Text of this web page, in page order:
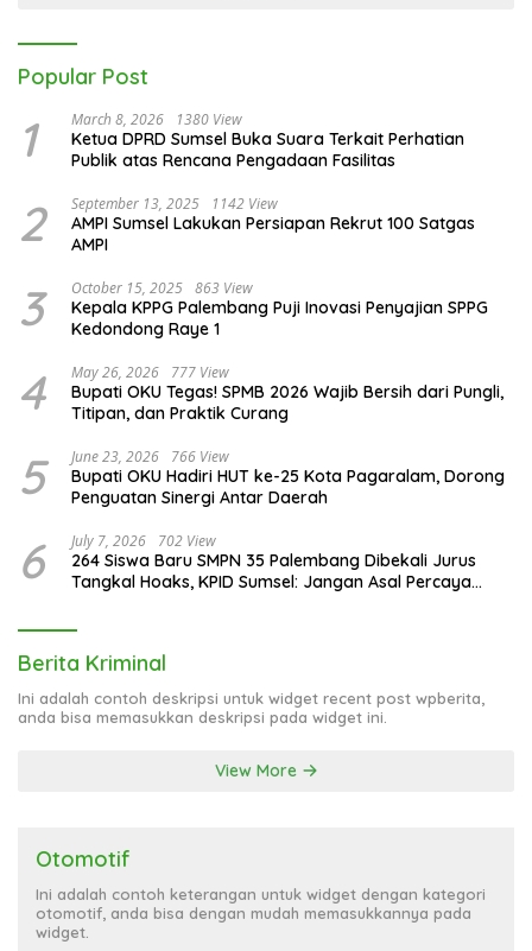
Popular Post
1 March 8, 2026 1380 View
Ketua DPRD Sumsel Buka Suara Terkait Perhatian
Publik atas Rencana Pengadaan Fasilitas
2 September 13, 2025 1142 View
AMPI Sumsel Lakukan Persiapan Rekrut 100 Satgas
AMPI
3 October 15, 2025 863 View
Kepala KPPG Palembang Puji Inovasi Penyajian SPPG
Kedondong Raye 1
4 May 26, 2026 777 View
Bupati OKU Tegas! SPMB 2026 Wajib Bersih dari Pungli,
Titipan, dan Praktik Curang
5 June 23, 2026 766 View
Bupati OKU Hadiri HUT ke-25 Kota Pagaralam, Dorong
Penguatan Sinergi Antar Daerah
6 July 7, 2026 702 View
264 Siswa Baru SMPN 35 Palembang Dibekali Jurus
Tangkal Hoaks, KPID Sumsel: Jangan Asal Percaya
Berita Kriminal
Ini adalah contoh deskripsi untuk widget recent post wpberita,
anda bisa memasukkan deskripsi pada widget ini.
View More
Otomotif
Ini adalah contoh keterangan untuk widget dengan kategori
otomotif, anda bisa dengan mudah memasukkannya pada
widget.